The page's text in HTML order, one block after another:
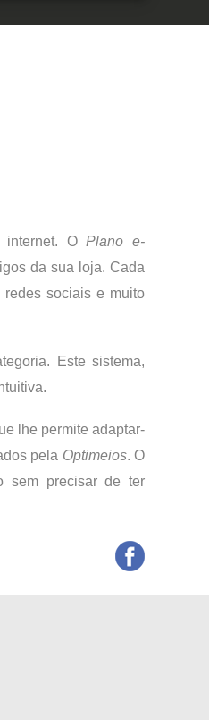
internet. OPlano e-
da sua loja. Cada
redes sociais e muito
Este sistema,
lhe permite adaptar-
pela Optimeios. O
sem precisar de ter